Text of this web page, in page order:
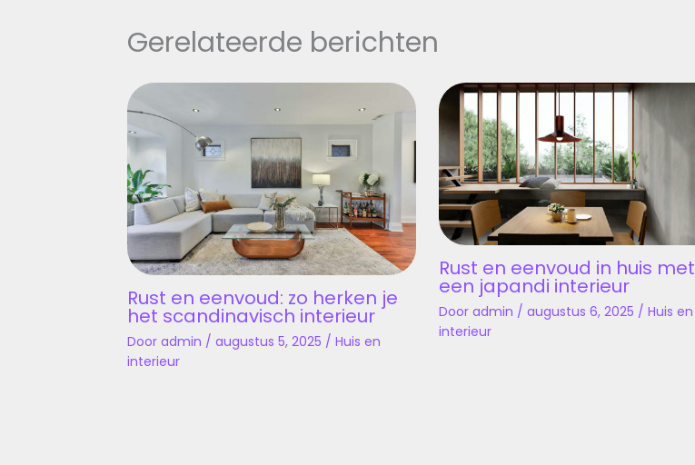
Gerelateerde berichten
Rust en eenvoud: zo herken je
het scandinavisch interieur
Door admin / augustus 5, 2025 / Huis en
interieur
Rust en eenvoud in huis met
een japandi interieur
Door admin / augustus 6, 2025 / Huis en
interieur